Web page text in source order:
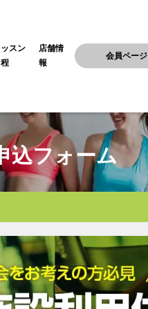
ッスン
程
店舗情
報
会員ページ
込フォーム